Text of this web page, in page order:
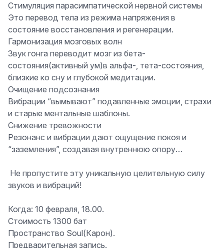
Стимуляция парасимпатической нервной системы
Это перевод тела из режима напряжения в
состояние восстановления и регенерации.
Гармонизация мозговых волн
Звук гонга переводит мозг из бета-
состояния(активный ум)в альфа-, тета-состояния,
близкие ко сну и глубокой медитации.
Очищение подсознания
Вибрации “вымывают” подавленные эмоции, страхи
и старые ментальные шаблоны.
Снижение тревожности
Резонанс и вибрации дают ощущение покоя и
“заземления”, создавая внутреннюю опору…
️ Не пропустите эту уникальную целительную силу
звуков и вибраций!
Когда: 10 февраля, 18.00.
Стоимость 1300 бат
Пространство Soul(Карон).
Предварительная запись.